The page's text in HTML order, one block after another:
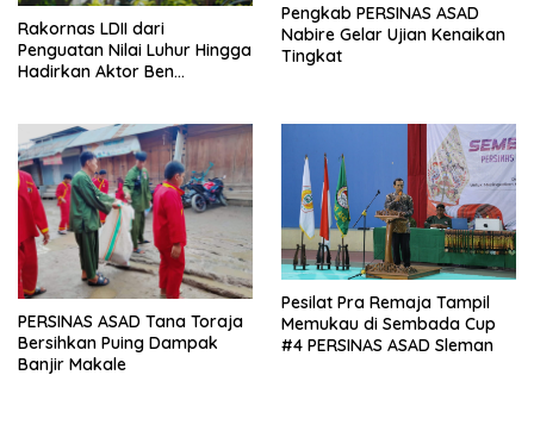
Rakornas LDII dari
Penguatan Nilai Luhur Hingga
Hadirkan Aktor Ben
Pengkab PERSINAS ASAD
Nabire Gelar Ujian Kenaikan
Tingkat
PERSINAS ASAD Tana Toraja
Bersihkan Puing Dampak
Banjir Makale
Pesilat Pra Remaja Tampil
Memukau di Sembada Cup
#4 PERSINAS ASAD Sleman